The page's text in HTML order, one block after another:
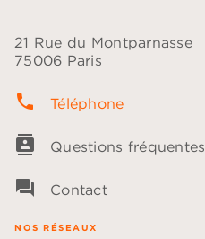
21 Rue du Montparnasse
75006 Paris
phone Téléphone
contacts Questions fréquentes
question_answer Contact
NOS RÉSEAUX